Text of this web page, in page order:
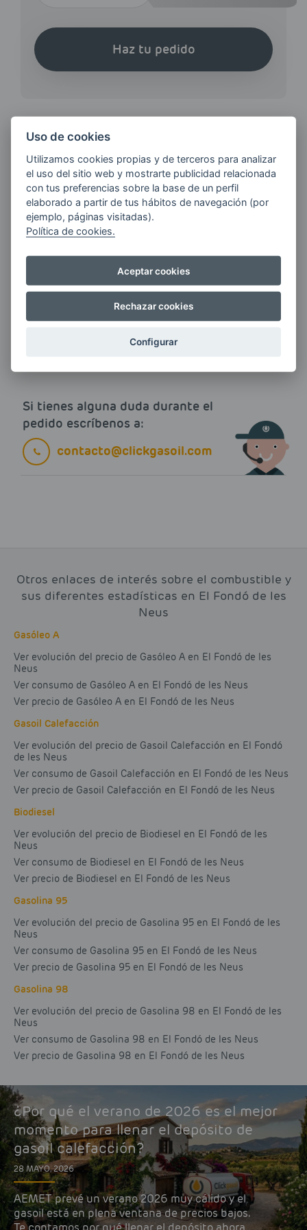
Haz tu pedido
¿QUIERES ESTAR AL DÍA DE
LAS
ÚLTIMAS NOVEDADES?
E-MAIL
Quiero recibir las últimas novedades de AVIA
Si tienes alguna duda durante el
pedido escríbenos a:
contacto@clickgasoil.com
Otros enlaces de interés sobre el combustible y
sus diferentes estadísticas en El Fondó de les
Neus
Gasóleo A
Ver evolución del precio de Gasóleo A en El Fondó de les
Neus
Ver consumo de Gasóleo A en El Fondó de les Neus
Ver precio de Gasóleo A en El Fondó de les Neus
Gasoil Calefacción
Ver evolución del precio de Gasoil Calefacción en El Fondó
de les Neus
Ver consumo de Gasoil Calefacción en El Fondó de les Neus
Ver precio de Gasoil Calefacción en El Fondó de les Neus
Biodiesel
Ver evolución del precio de Biodiesel en El Fondó de les
Neus
Ver consumo de Biodiesel en El Fondó de les Neus
Ver precio de Biodiesel en El Fondó de les Neus
Gasolina 95
Ver evolución del precio de Gasolina 95 en El Fondó de les
Neus
Ver consumo de Gasolina 95 en El Fondó de les Neus
Ver precio de Gasolina 95 en El Fondó de les Neus
Gasolina 98
Ver evolución del precio de Gasolina 98 en El Fondó de les
Neus
Ver consumo de Gasolina 98 en El Fondó de les Neus
Ver precio de Gasolina 98 en El Fondó de les Neus
¿Por qué el verano de 2026 es el mejor
momento para llenar el depósito de
gasoil calefacción?
28 MAYO, 2026
AEMET prevé un verano 2026 muy cálido y el
gasoil está en plena ventana de precios bajos.
Uso de cookies
Utilizamos cookies propias y de terceros para analizar
el uso del sitio web y mostrarte publicidad relacionada
con tus preferencias sobre la base de un perfil
elaborado a partir de tus hábitos de navegación (por
ejemplo, páginas visitadas).
Política de cookies.
Aceptar cookies
Rechazar cookies
Configurar